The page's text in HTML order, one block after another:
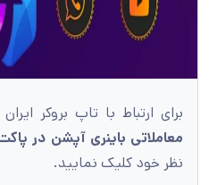
برای ارتباط با تاپ بروکر
معاملاتی باینری آپشن در
نظر خود کلیک نمایید.